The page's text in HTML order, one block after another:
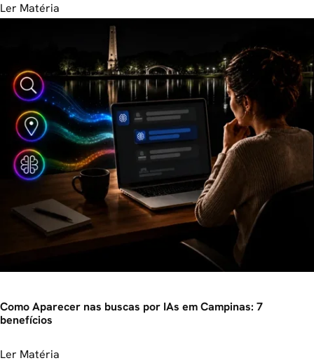
Ler Matéria
Como Aparecer nas buscas por IAs em Campinas: 7
benefícios
Ler Matéria